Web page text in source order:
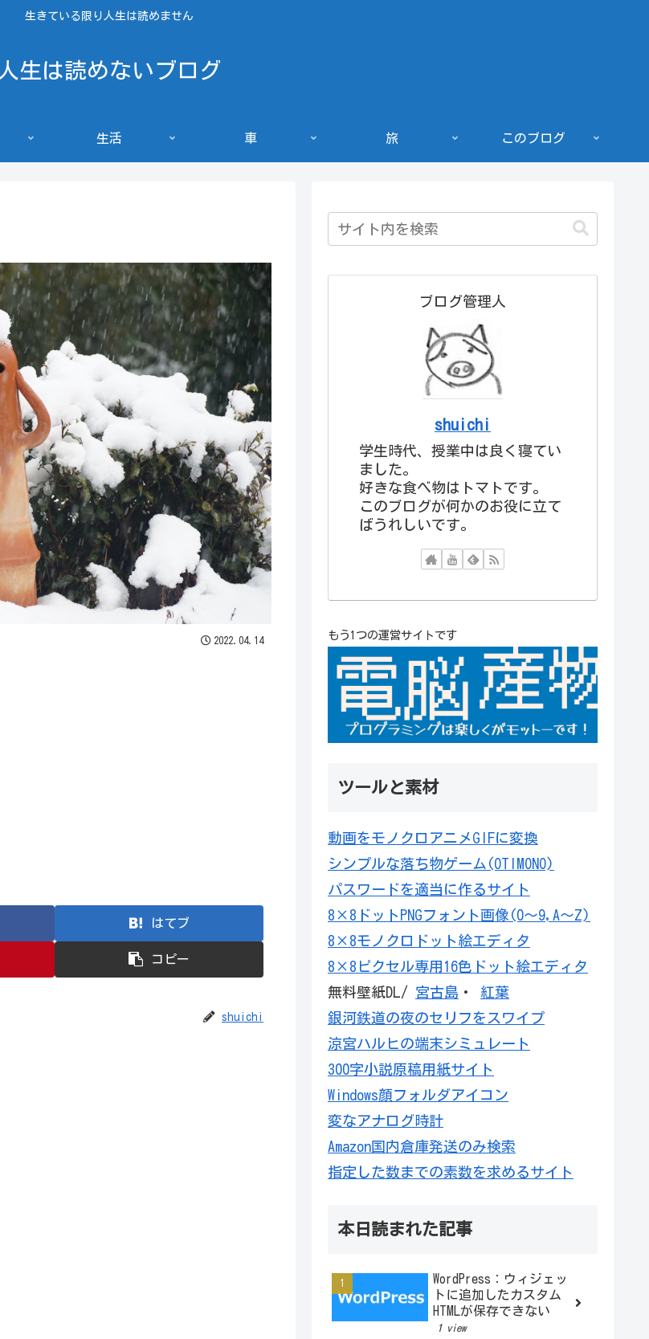
生きている限り人生は読めません
人生は読めないブログ
生活 車 旅 このブログ
2022.04.14
はてブ
コピー
shuichi
ブログ管理人
shuichi
学生時代、授業中は良く寝てい
ました。
好きな食べ物はトマトです。
このブログが何かのお役に立て
ばうれしいです。
もう1つの運営サイトです
ツールと素材
動画をモノクロアニメGIFに変換
シンプルな落ち物ゲーム(OTIMONO)
パスワードを適当に作るサイト
8×8ドットPNGフォント画像(0～9,A～Z)
8×8モノクロドット絵エディタ
8×8ピクセル専用16色ドット絵エディタ
無料壁紙DL/ 宮古島 ・ 紅葉
銀河鉄道の夜のセリフをスワイプ
涼宮ハルヒの端末シミュレート
300字小説原稿用紙サイト
Windows顔フォルダアイコン
変なアナログ時計
Amazon国内倉庫発送のみ検索
指定した数までの素数を求めるサイト
本日読まれた記事
WordPress：ウィジェッ
トに追加したカスタム
HTMLが保存できない
1 view